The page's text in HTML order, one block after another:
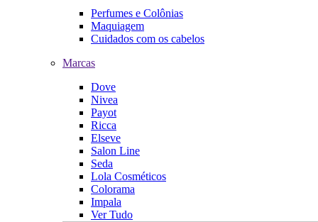
Perfumes e Colônias
Maquiagem
Cuidados com os cabelos
Marcas
Dove
Nivea
Payot
Ricca
Elseve
Salon Line
Seda
Lola Cosméticos
Colorama
Impala
Ver Tudo